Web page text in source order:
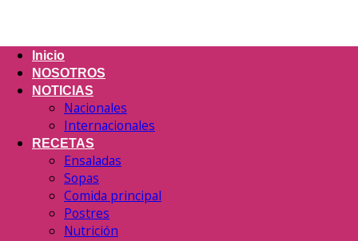
Inicio
NOSOTROS
NOTICIAS
Nacionales
Internacionales
RECETAS
Ensaladas
Sopas
Comida principal
Postres
Nutrición